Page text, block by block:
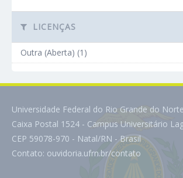
LICENÇAS
Outra (Aberta) (1)
Universidade Federal do Rio Grande do Norte
Caixa Postal 1524 - Campus Universitário
CEP 59078-970 - Natal/RN - Brasil
Contato: ouvidoria.ufrn.br/contato